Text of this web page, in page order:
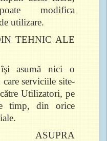
modifica
utilizare.
TEHNIC ALE
asumă nici o
serviciile site-
Utilizatori, pe
timp, din orice
ASUPRA